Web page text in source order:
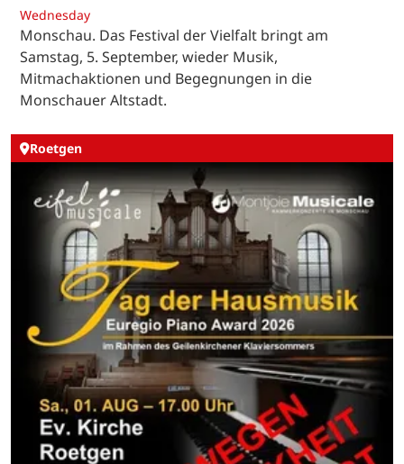
Wednesday
Monschau. Das Festival der Vielfalt bringt am
Samstag, 5. September, wieder Musik,
Mitmachaktionen und Begegnungen in die
Monschauer Altstadt.
Roetgen